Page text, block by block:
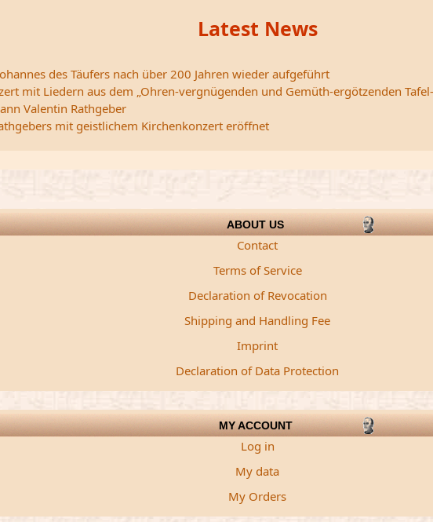
Latest News
des Täufers nach über 200 Jahren wieder aufgeführt
mit Liedern aus dem „Ohren-vergnügenden und Gemüth-ergötzenden
Valentin Rathgeber
mit geistlichem Kirchenkonzert eröffnet
ABOUT US
Contact
Terms of Service
Declaration of Revocation
Shipping and Handling Fee
Imprint
Declaration of Data Protection
MY ACCOUNT
Log in
My data
My Orders